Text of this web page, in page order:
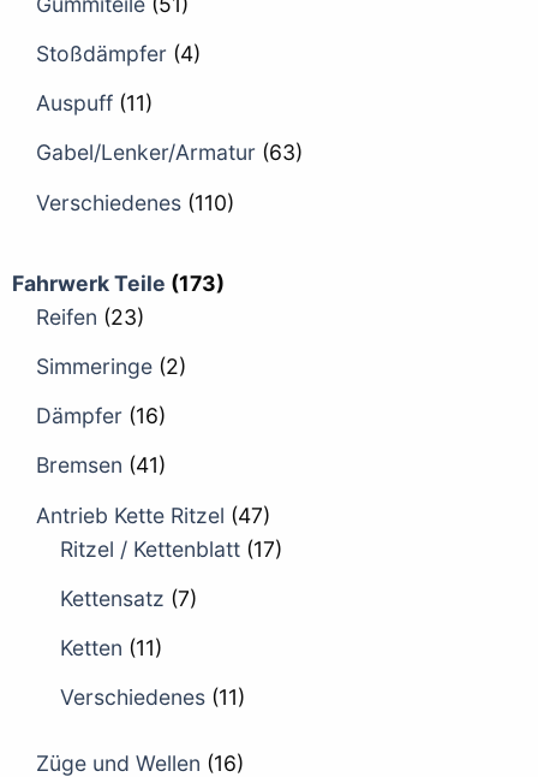
Stoßdämpfer (4)
Auspuff (11)
Gabel/Lenker/Armatur (63)
Verschiedenes (110)
Fahrwerk Teile (173)
Reifen (23)
Simmeringe (2)
Dämpfer (16)
Bremsen (41)
Antrieb Kette Ritzel (47)
Ritzel / Kettenblatt (17)
Kettensatz (7)
Ketten (11)
Verschiedenes (11)
Züge und Wellen (16)